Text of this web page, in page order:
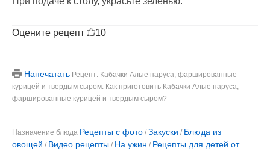
Оцените рецепт 10
Напечатать Рецепт: Кабачки Алые паруса, фаршированные
курицей и твердым сыром. Как приготовить Кабачки Алые паруса,
фаршированные курицей и твердым сыром?
Назначение блюда Рецепты с фото / Закуски / Блюда из
овощей / Видео рецепты / На ужин / Рецепты для детей от